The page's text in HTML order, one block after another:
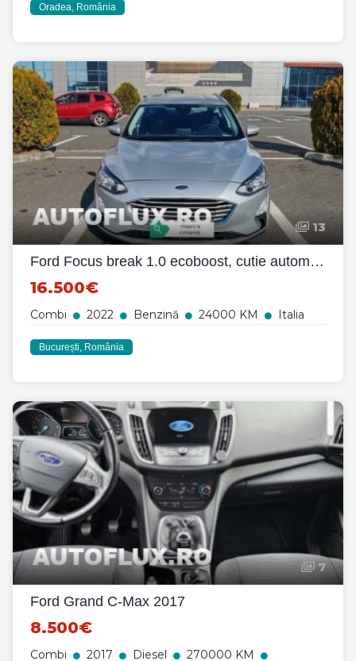
Oradea, România
13
Ford Focus break 1.0 ecoboost, cutie automată - 2021
16.500€
Combi 2022 Benzină 24000 KM Italia
București, România
7
Ford Grand C-Max 2017
8.500€
Combi 2017 Diesel 270000 KM